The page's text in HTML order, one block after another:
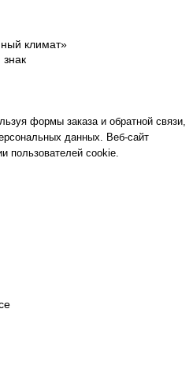
климат»
формы заказа и обратной связи,
данных. Веб-сайт
пользователей cookie.